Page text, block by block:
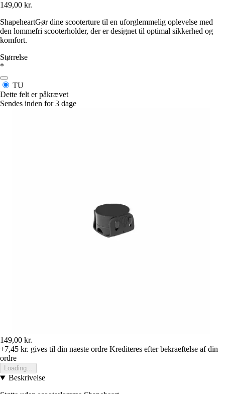
149,00 kr.
ShapeheartGør dine scooterture til en uforglemmelig oplevelse med
den lommefri scooterholder, der er designet til optimal sikkerhed og
komfort.
Størrelse
*
TU
Dette felt er påkrævet
Sendes inden for 3 dage
149,00 kr.
+7,45 kr. gives til din naeste ordre Krediteres efter bekraeftelse af din
ordre
Loading...
Beskrivelse